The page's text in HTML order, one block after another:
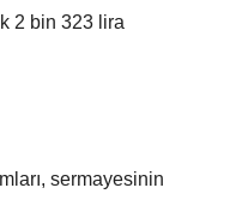
2 bin 323 lira
sermayesinin